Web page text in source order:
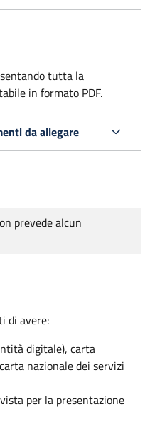
tutta la
in formato PDF.
da allegare
prevede alcun
di avere:
digitale), carta
nazionale dei servizi
per la presentazione